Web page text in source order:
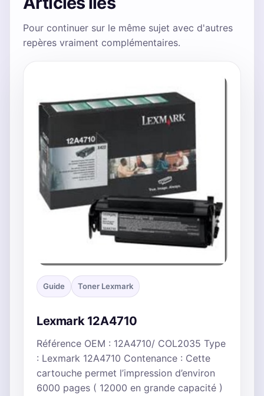
Pour continuer sur le même sujet avec d'autres
repères vraiment complémentaires.
Guide Toner Lexmark
Lexmark 12A4710
Référence OEM : 12A4710/ COL2035 Type
: Lexmark 12A4710 Contenance : Cette
cartouche permet l’impression d’environ
6000 pages ( 12000 en grande capacité )